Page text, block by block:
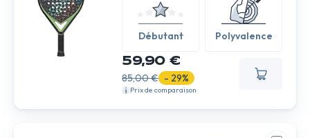
Débutant Polyvalence
59,90 €
85,00 € - 29%
Prix de comparaison